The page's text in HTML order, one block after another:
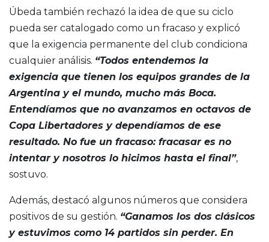
Úbeda también rechazó la idea de que su ciclo
pueda ser catalogado como un fracaso y explicó
que la exigencia permanente del club condiciona
cualquier análisis. “Todos entendemos la
exigencia que tienen los equipos grandes de la
Argentina y el mundo, mucho más Boca.
Entendíamos que no avanzamos en octavos de
Copa Libertadores y dependíamos de ese
resultado. No fue un fracaso: fracasar es no
intentar y nosotros lo hicimos hasta el final”,
sostuvo.
Además, destacó algunos números que considera
positivos de su gestión. “Ganamos los dos clásicos
y estuvimos como 14 partidos sin perder. En